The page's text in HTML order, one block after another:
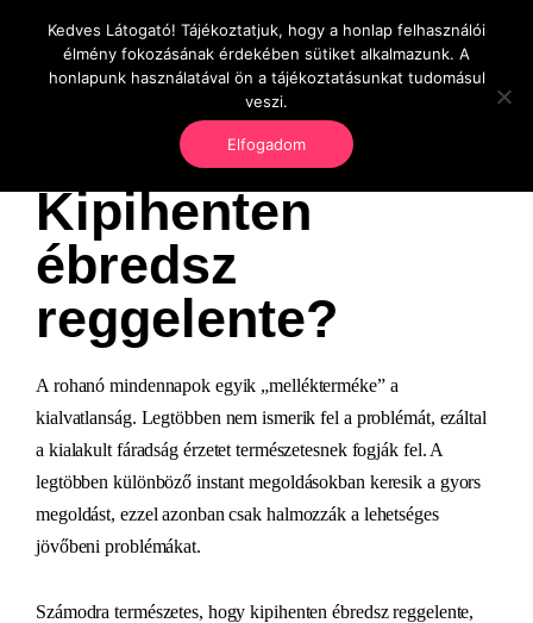
OnlineSeedsMan
Üzlet és szabadság
Kipihenten
ébredsz
reggelente?
A rohanó mindennapok egyik „mellékterméke” a
kialvatlanság. Legtöbben nem ismerik fel a problémát, ezáltal
a kialakult fáradság érzetet természetesnek fogják fel. A
legtöbben különböző instant megoldásokban keresik a gyors
megoldást, ezzel azonban csak halmozzák a lehetséges
jövőbeni problémákat.
Számodra természetes, hogy kipihenten ébredsz reggelente,
Kedves Látogató! Tájékoztatjuk, hogy a honlap felhasználói
élmény fokozásának érdekében sütiket alkalmazunk. A
honlapunk használatával ön a tájékoztatásunkat tudomásul
veszi.
Elfogadom